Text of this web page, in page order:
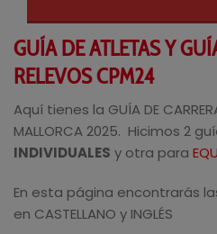
GUÍA DE ATLETAS Y
RELEVOS CPM24
Aquí tienes la GUÍA DE
MALLORCA 2025. Hicimos 2
INDIVIDUALES y otra para
En esta página encontrarás
en CASTELLANO y INGLÉS